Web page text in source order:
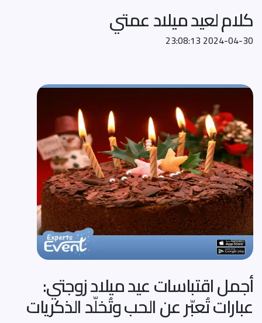
كلام لعيد ميلاد عمتي
2024-04-30 23:08:13
أجمل اقتباسات عيد ميلاد زوجتي:
عبارات تُعبّر عن الحب وتُخلّد الذكريات